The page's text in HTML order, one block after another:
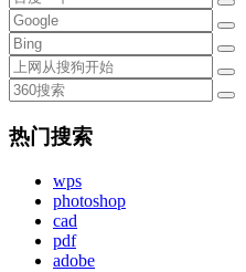
热门搜索
wps
photoshop
cad
pdf
adobe